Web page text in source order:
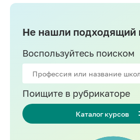
Не нашли подходящий
Воспользуйтесь поиском
Поищите в рубрикаторе
Каталог курсов